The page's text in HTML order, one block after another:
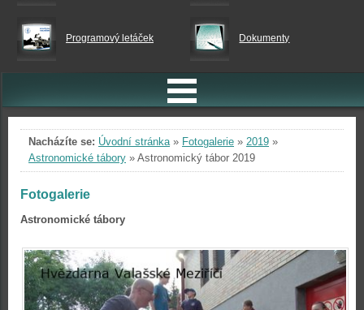
Programový letáček Dokumenty
Nacházíte se: Úvodní stránka» Fotogalerie » 2019 »
Astronomické tábory » Astronomický tábor 2019
Fotogalerie
Astronomické tábory